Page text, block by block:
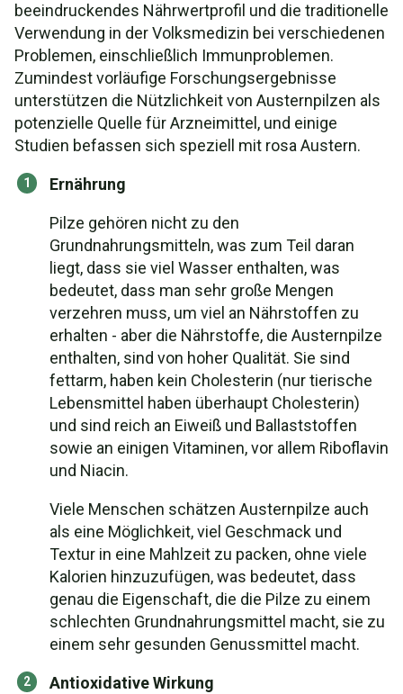
beeindruckendes Nährwertprofil und die traditionelle
Verwendung in der Volksmedizin bei verschiedenen
Problemen, einschließlich Immunproblemen.
Zumindest vorläufige Forschungsergebnisse
unterstützen die Nützlichkeit von Austernpilzen als
potenzielle Quelle für Arzneimittel, und einige
Studien befassen sich speziell mit rosa Austern.
Ernährung
Pilze gehören nicht zu den
Grundnahrungsmitteln, was zum Teil daran
liegt, dass sie viel Wasser enthalten, was
bedeutet, dass man sehr große Mengen
verzehren muss, um viel an Nährstoffen zu
erhalten - aber die Nährstoffe, die Austernpilze
enthalten, sind von hoher Qualität. Sie sind
fettarm, haben kein Cholesterin (nur tierische
Lebensmittel haben überhaupt Cholesterin)
und sind reich an Eiweiß und Ballaststoffen
sowie an einigen Vitaminen, vor allem Riboflavin
und Niacin.
Viele Menschen schätzen Austernpilze auch
als eine Möglichkeit, viel Geschmack und
Textur in eine Mahlzeit zu packen, ohne viele
Kalorien hinzuzufügen, was bedeutet, dass
genau die Eigenschaft, die die Pilze zu einem
schlechten Grundnahrungsmittel macht, sie zu
einem sehr gesunden Genussmittel macht.
Antioxidative Wirkung